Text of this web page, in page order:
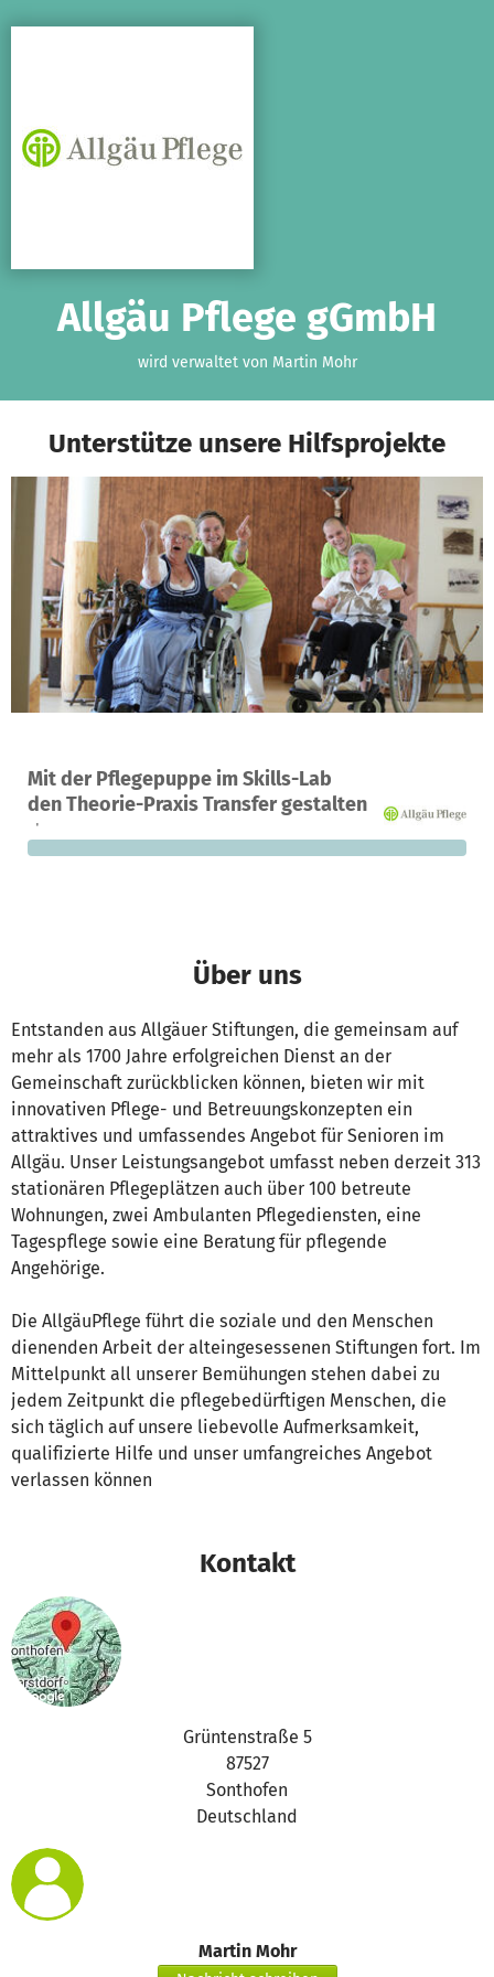
Allgäu Pflege gGmbH
wird verwaltet von Martin Mohr
Unterstütze unsere Hilfsprojekte
Mit der Pflegepuppe im Skills-Lab
den Theorie-Praxis Transfer gestalten
Ein Projekt in Sonthofen, Deutschland
0 0 %
fehlen noch
Über uns
Entstanden aus Allgäuer Stiftungen, die gemeinsam auf
mehr als 1700 Jahre erfolgreichen Dienst an der
Gemeinschaft zurückblicken können, bieten wir mit
innovativen Pflege- und Betreuungskonzepten ein
attraktives und umfassendes Angebot für Senioren im
Allgäu. Unser Leistungsangebot umfasst neben derzeit 313
stationären Pflegeplätzen auch über 100 betreute
Wohnungen, zwei Ambulanten Pflegediensten, eine
Tagespflege sowie eine Beratung für pflegende
Angehörige.
Die AllgäuPflege führt die soziale und den Menschen
dienenden Arbeit der alteingesessenen Stiftungen fort. Im
Mittelpunkt all unserer Bemühungen stehen dabei zu
jedem Zeitpunkt die pflegebedürftigen Menschen, die
sich täglich auf unsere liebevolle Aufmerksamkeit,
qualifizierte Hilfe und unser umfangreiches Angebot
verlassen können
Kontakt
Grüntenstraße 5
87527
Sonthofen
Deutschland
Martin Mohr